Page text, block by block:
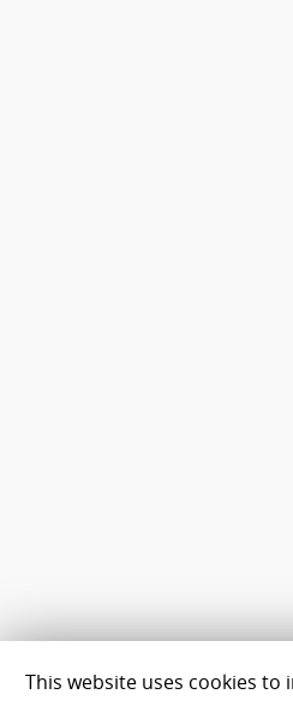
This website uses cookies